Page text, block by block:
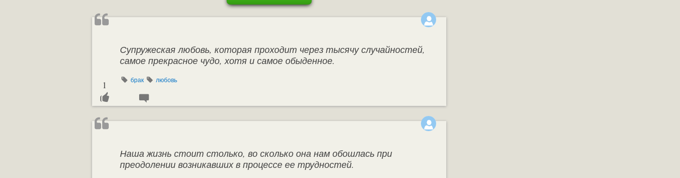
Супружеская любовь, которая проходит через тысячу случайностей,
самое прекрасное чудо, хотя и самое обыденное.
брак любовь
1
Наша жизнь стоит столько, во сколько она нам обошлась при
преодолении возникавших в процессе ее трудностей.